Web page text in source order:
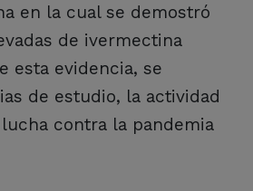
en la cual se demostró
de ivermectina
esta evidencia, se
de estudio, la actividad
contra la pandemia